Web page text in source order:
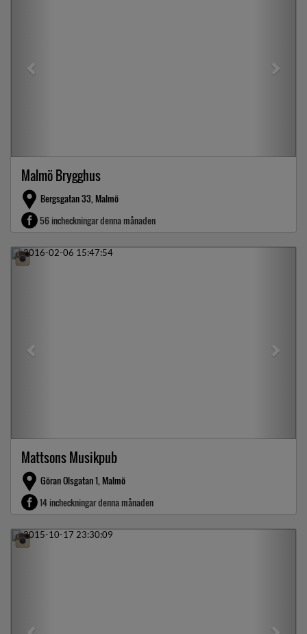
Malmö Brygghus
Bergsgatan 33, Malmö
56 incheckningar denna månaden
Previous
Mattsons Musikpub
Göran Olsgatan 1, Malmö
14 incheckningar denna månaden
Previous